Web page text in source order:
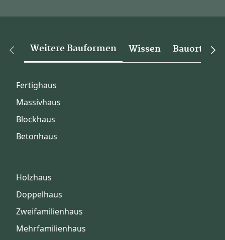
Weitere Bauformen Wissen Bauorte
Fertighaus
Massivhaus
Blockhaus
Betonhaus
Holzhaus
Doppelhaus
Zweifamilienhaus
Mehrfamilienhaus